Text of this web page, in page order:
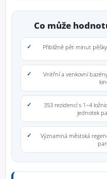
Co může
Přibližně pět minut
Vnitřní a venkovní
353 rezidencí s 1–4
jednotek
Významná městská